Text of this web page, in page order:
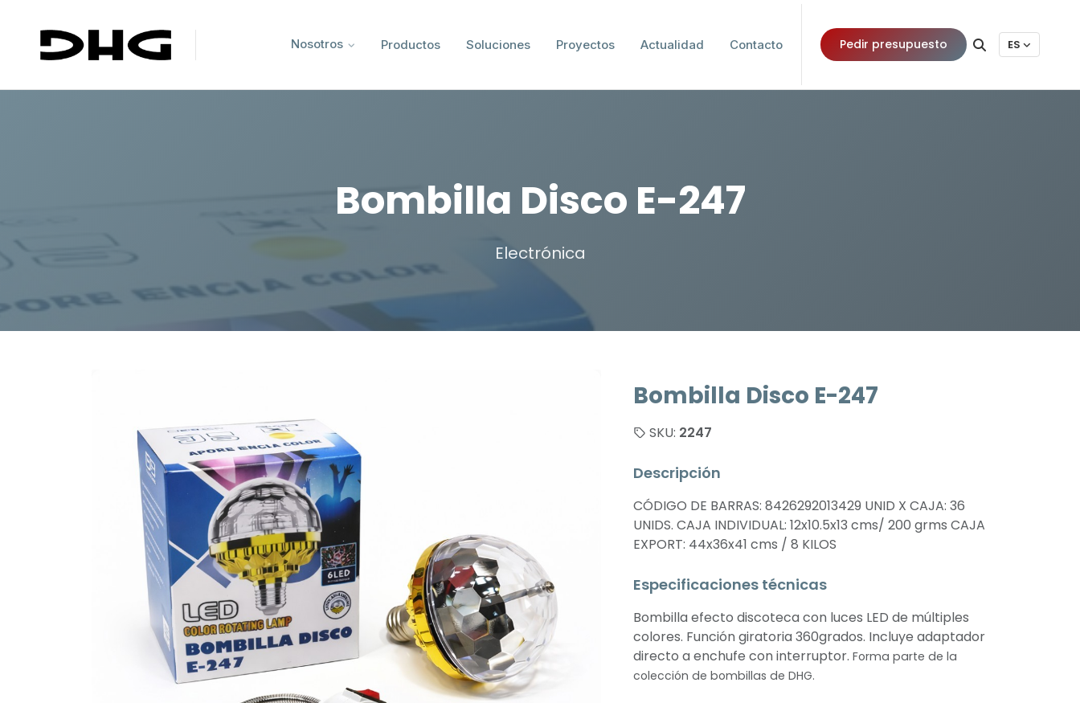
Nosotros Productos Soluciones Proyectos Actualidad Contacto Pedir presupuesto ES
Bombilla Disco E-247
Electrónica
Bombilla Disco E-247
SKU: 2247
Descripción
CÓDIGO DE BARRAS: 8426292013429 UNID X CAJA: 36
UNIDS. CAJA INDIVIDUAL: 12x10.5x13 cms/ 200 grms CAJA
EXPORT: 44x36x41 cms / 8 KILOS
Especificaciones técnicas
Bombilla efecto discoteca con luces LED de múltiples
colores. Función giratoria 360grados. Incluye adaptador
directo a enchufe con interruptor.Forma parte de la
colección de bombillas de DHG.